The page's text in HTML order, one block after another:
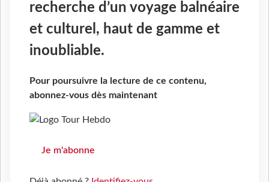
recherche d’un voyage balnéaire
et culturel, haut de gamme et
inoubliable.
Pour poursuivre la lecture de ce contenu,
abonnez-vous dès maintenant
Je m'abonne